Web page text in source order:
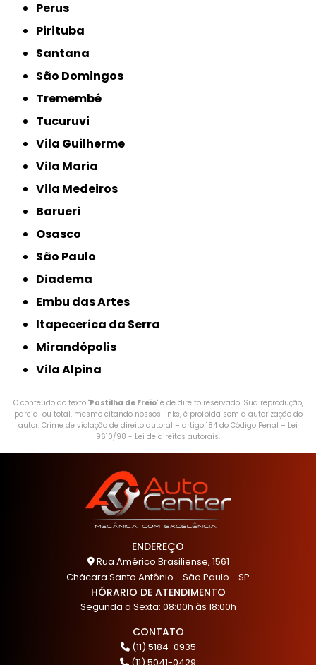
Perus
Pirituba
Santana
São Domingos
Tremembé
Tucuruvi
Vila Guilherme
Vila Maria
Vila Medeiros
Barueri
Osasco
São Paulo
Diadema
Embu das Artes
Itapecerica da Serra
Mirandópolis
Vila Alpina
O conteúdo do texto "Pastilha de Freio" é de direito reservado. Sua reprodução,
parcial ou total, mesmo citando nossos links, é proibida sem a autorização do
autor. Crime de violação de direito autoral – artigo 184 do Código Penal – Lei
9610/98 - Lei de direitos autorais.
ENDEREÇO
Rua Américo Brasiliense, 1561
Chácara Santo Antônio - São Paulo - SP
HÓRARIO DE ATENDIMENTO
Segunda a Sexta: 08:00h às 18:00h
CONTATO
(11) 5184-0935